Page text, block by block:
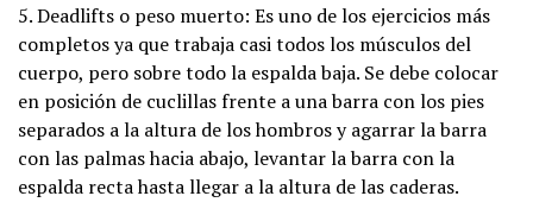
5. Deadlifts o peso muerto: Es uno de los ejercicios más
completos ya que trabaja casi todos los músculos del
cuerpo, pero sobre todo la espalda baja. Se debe colocar
en posición de cuclillas frente a una barra con los pies
separados a la altura de los hombros y agarrar la barra
con las palmas hacia abajo, levantar la barra con la
espalda recta hasta llegar a la altura de las caderas.